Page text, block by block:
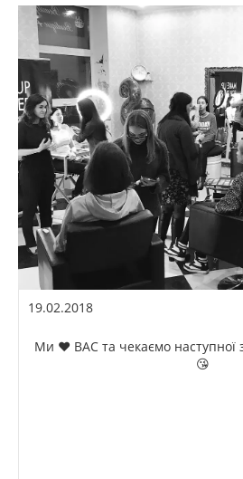
19.02.2018
Ми ❤️ ВАС та чекаємо наступної
😘